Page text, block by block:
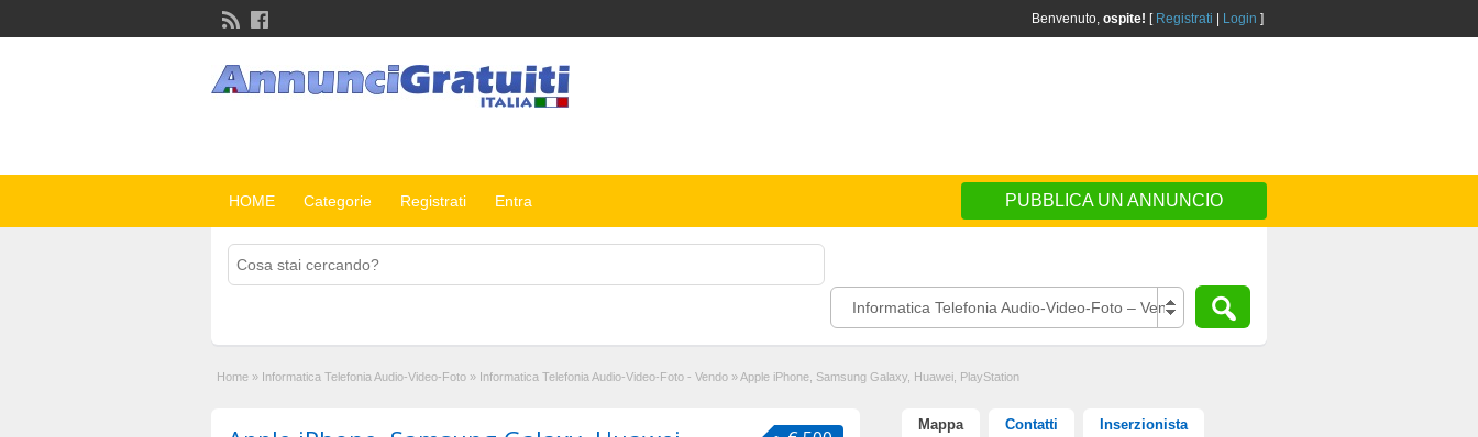
Benvenuto, ospite! [ Registrati Login ]
HOME Categorie Registrati Entra PUBBLICA UN ANNUNCIO
Informatica Telefonia Audio-Video-Foto – Vendo
Home » Informatica Telefonia Audio-Video-Foto » Informatica Telefonia Audio-Video-Foto - Vendo »Apple iPhone, Samsung Galaxy, Huawei, PlayStation
Mappa Contatti Inserzionista